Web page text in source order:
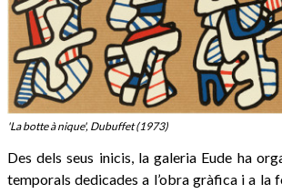
'La botte à nique', Dubuffet (1973)
Des dels seus inicis, la galeria Eude ha
temporals dedicades a l’obra gràfica i a la